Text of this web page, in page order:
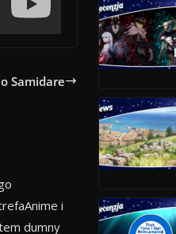
Samidare
i
dumny